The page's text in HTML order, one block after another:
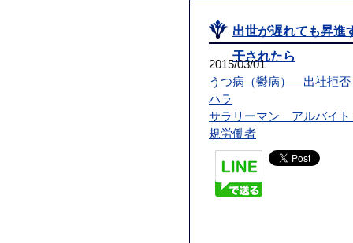
出世が遅れても昇
干されたら
2015/03/01
うつ病（鬱病） 出社
ハラ
サラリーマン アルバイ
規労働者